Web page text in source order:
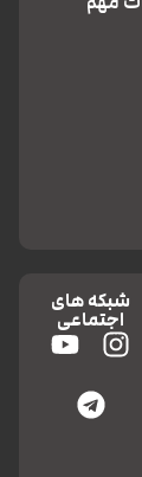
شبکه های
اجتماعی